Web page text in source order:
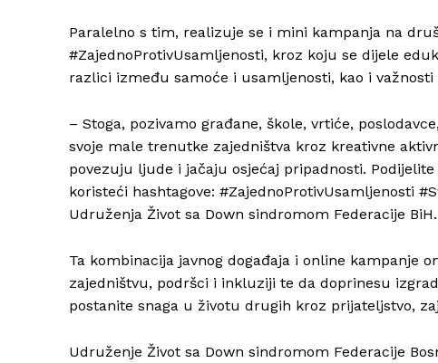
Paralelno s tim, realizuje se i mini kampanja na
#ZajednoProtivUsamljenosti, kroz koju se dijele
razlici između samoće i usamljenosti, kao i
– Stoga, pozivamo građane, škole, vrtiće,
svoje male trenutke zajedništva kroz kreativne
povezuju ljude i jačaju osjećaj pripadnosti.
koristeći hashtagove: #ZajednoProtivUsamljenosti
Udruženja Život sa Down sindromom Federacije BiH.
Ta kombinacija javnog događaja i online kampanje
zajedništvu, podršci i inkluziji te da doprinesu
postanite snaga u životu drugih kroz prijateljstvo,
Udruženje Život sa Down sindromom Federacije